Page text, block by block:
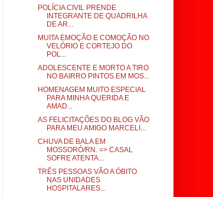
POLÍCIA CIVIL PRENDE
INTEGRANTE DE QUADRILHA
DE AR...
MUITA EMOÇÃO E COMOÇÃO NO
VELÓRIO E CORTEJO DO
POL...
ADOLESCENTE E MORTO A TIRO
NO BAIRRO PINTOS EM MOS...
HOMENAGEM MUITO ESPECIAL
PARA MINHA QUERIDA E
AMAD...
AS FELICITAÇÕES DO BLOG VÃO
PARA MEU AMIGO MARCELI...
CHUVA DE BALA EM
MOSSORÓ/RN. => CASAL
SOFRE ATENTA...
TRÊS PESSOAS VÃO A ÓBITO
NAS UNIDADES
HOSPITALARES...